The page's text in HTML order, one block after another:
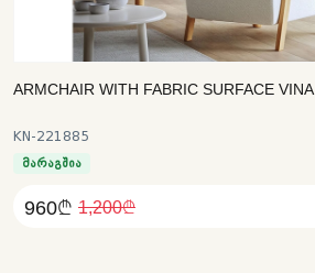
ARMCHAIR WITH FABRIC SURFACE VINA
KN-221885
მარაგშია
960₾ 1,200₾